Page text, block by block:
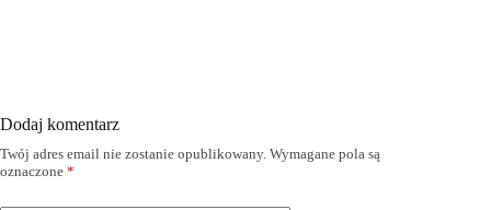
Dodaj komentarz
Twój adres email nie zostanie opublikowany. Wymagane pola są
oznaczone *